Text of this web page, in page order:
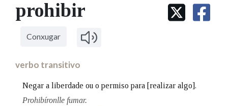
IDENTIDADE CORPORATIVA
MARCIAL DEL ADALID
FIGURAS HOMENAXEADAS
Facebook
TwitterYoutubeInstagram
Bluesky
BUSCAR NOS LEMAS
Comeza por
prohibir
Conxugar
verbo transitivo
Negar a liberdade ou o permiso para [realizar algo].
Prohibíronlle fumar.